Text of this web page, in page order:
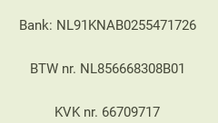
Bank: NL91KNAB0255471726
BTW nr. NL856668308B01
KVK nr. 66709717